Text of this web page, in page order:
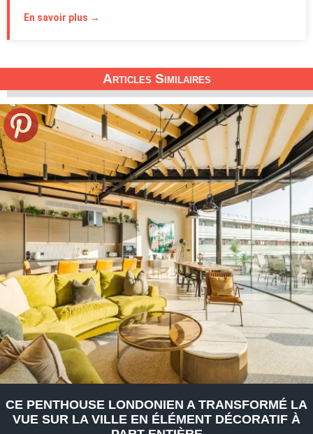
En savoir plus →
Articles Similaires
CE PENTHOUSE LONDONIEN A TRANSFORMÉ LA
VUE SUR LA VILLE EN ÉLÉMENT DÉCORATIF À